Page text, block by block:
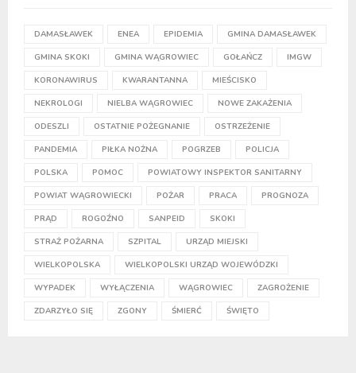
DAMASŁAWEK ENEA EPIDEMIA GMINA DAMASŁAWEK
GMINA SKOKI GMINA WĄGROWIEC GOŁAŃCZ IMGW
KORONAWIRUS KWARANTANNA MIEŚCISKO
NEKROLOGI NIELBA WĄGROWIEC NOWE ZAKAŻENIA
ODESZLI OSTATNIE POŻEGNANIE OSTRZEŻENIE
PANDEMIA PIŁKA NOŻNA POGRZEB POLICJA
POLSKA POMOC POWIATOWY INSPEKTOR SANITARNY
POWIAT WĄGROWIECKI POŻAR PRACA PROGNOZA
PRĄD ROGOŹNO SANPEID SKOKI
STRAŻ POŻARNA SZPITAL URZĄD MIEJSKI
WIELKOPOLSKA WIELKOPOLSKI URZĄD WOJEWÓDZKI
WYPADEK WYŁĄCZENIA WĄGROWIEC ZAGROŻENIE
ZDARZYŁO SIĘ ZGONY ŚMIERĆ ŚWIĘTO